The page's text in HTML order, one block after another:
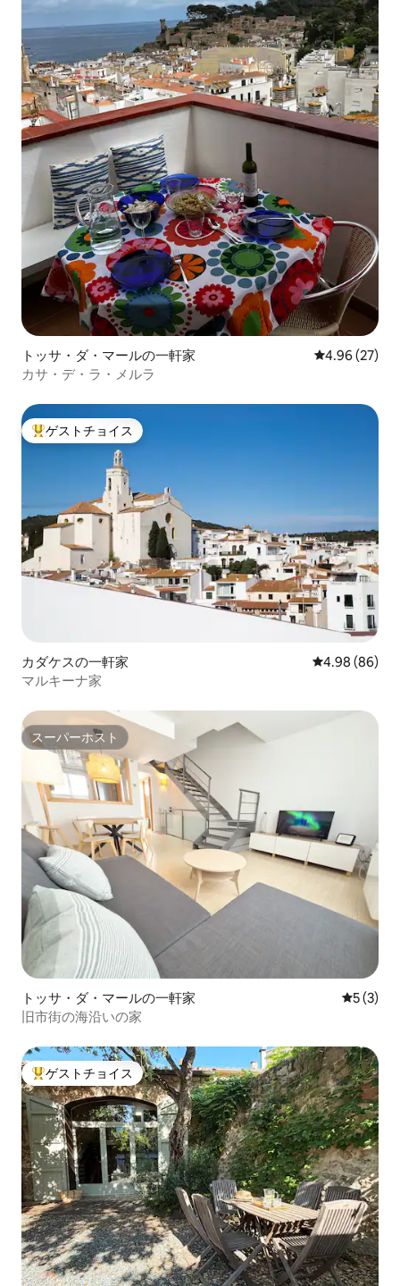
トッサ・ダ・マールの一軒家 レビュー27
4.96 (27)
カサ・デ・ラ・メルラ
大好評のゲストチョイスです。
ゲストチョイス
カダケスの一軒家 レビュー86件
4.98 (86)
マルキーナ家
スーパーホスト
スーパーホスト
トッサ・ダ・マールの一軒家 レビュー
5 (3)
旧市街の海沿いの家
大好評のゲストチョイスです。
ゲストチョイス